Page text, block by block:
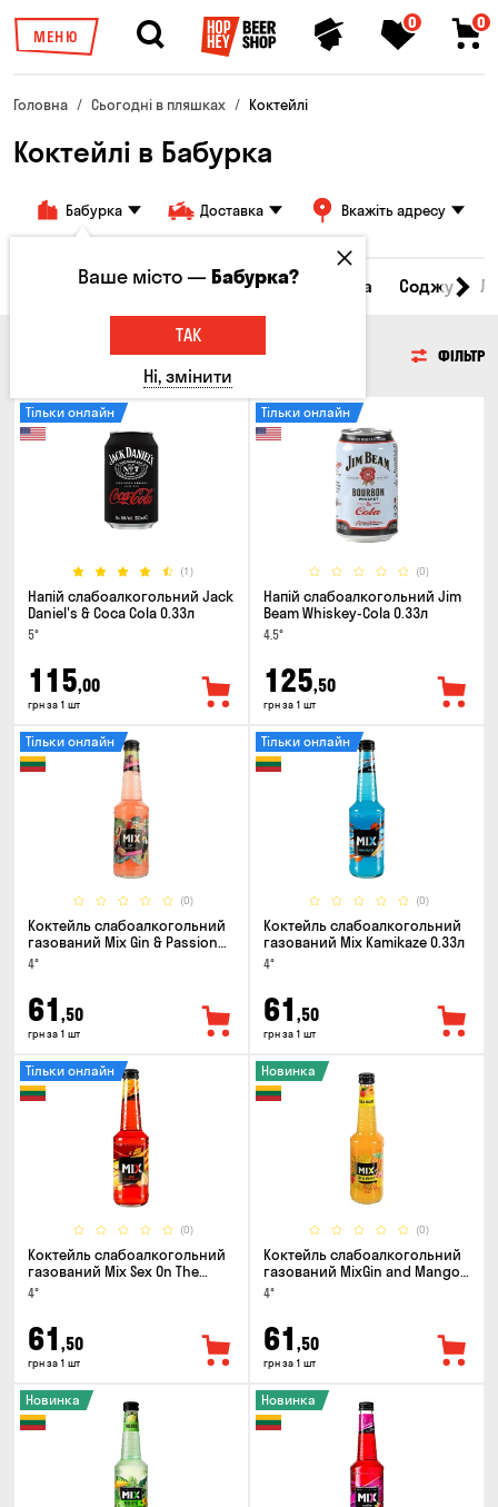
МЕНЮ
0 0
Головна Сьогодні в пляшках Коктейлі
Коктейлі в Бабурка
Бабурка Доставка Вкажіть адресу
Вино Віскі Коктейлі Горілка Соджу
КОКТЕЙЛІ ФІЛЬТР
(1)
Тільки онлайн
Напій слабоалкогольний Jack
Daniel's & Coca Cola 0.33л
5°
115,00
грн за 1 шт
(0)
Тільки онлайн
Напій слабоалкогольний Jim
Beam Whiskey-Cola 0.33л
4.5°
125,50
грн за 1 шт
(0)
Тільки онлайн
Коктейль слабоалкогольний
газований Mix Gin & Passion
fruit 0.33л
4°
61 ,50
грн за 1 шт
(0)
Тільки онлайн
Коктейль слабоалкогольний
газований Mix Kamikaze 0.33л
4°
61 ,50
грн за 1 шт
(0)
Тільки онлайн
Коктейль слабоалкогольний
газований Mix Sex On The
Beach 0.33л
4°
61 ,50
грн за 1 шт
(0)
Новинка
Коктейль слабоалкогольний
газований MixGin and Mango
0.33л
4°
61 ,50
грн за 1 шт
Новинка Новинка
Ваше місто —Бабурка?
ТАК
Ні, змінити